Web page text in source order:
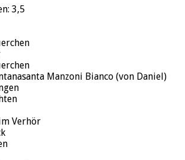
3,5
Manzoni Bianco (von Daniel)
Verhör